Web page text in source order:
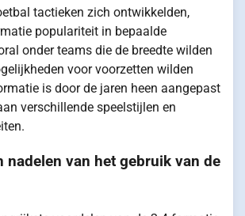
tactieken zich ontwikkelden,
populariteit in bepaalde
onder teams die de breedte wilden
voor voorzetten wilden
is door de jaren heen aangepast
verschillende speelstijlen en
nadelen van het gebruik van de